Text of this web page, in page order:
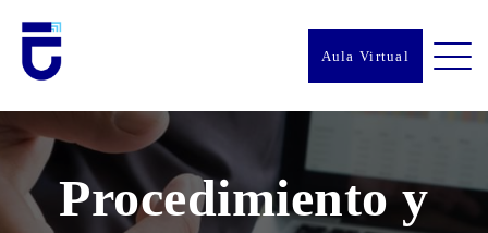
Aula Virtual
Procedimiento y